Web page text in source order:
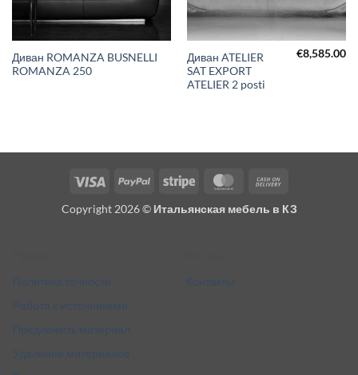
Диван ROMANZA BUSNELLI
ROMANZA 250
Диван ATELIER
SAT EXPORT
ATELIER 2 posti
€8,585.00
Visa PayPal Stripe MasterCard
Delivery
Copyright 2026 © Итальянская мебель в КЗ
Политика точности
Работа с источниками
Предложить материал
Удаление материалов
Контакты